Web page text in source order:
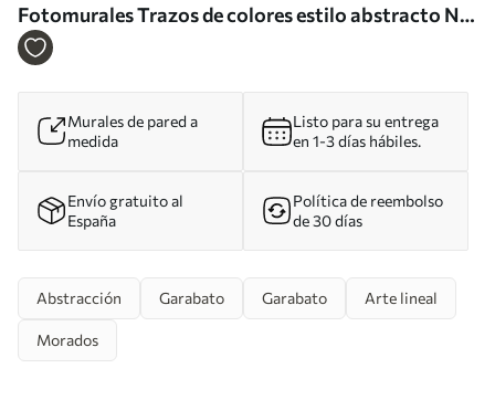
Fotomurales Trazos de colores estilo abstracto Nr.
u95237
Murales de pared a
medida
Listo para su entrega
en 1-3 días hábiles.
Envío gratuito al
España
Política de reembolso
de 30 días
Abstracción Garabato Garabato Arte lineal
Morados